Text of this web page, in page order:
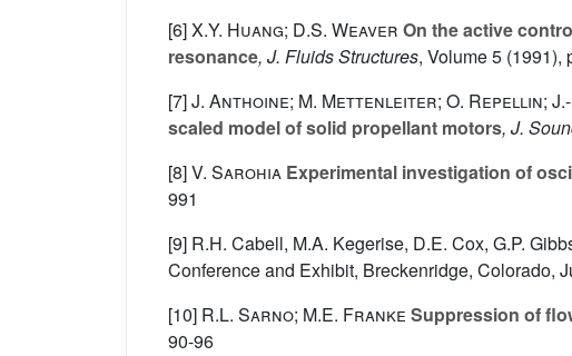
[6]X.Y. Huang; D.S. Weaver On the active
resonance, J. Fluids Structures, Volume 5 (1991),
[7]J. Anthoine; M. Mettenleiter; O. Repellin;
scaled model of solid propellant motors, J.
[8]V. Sarohia Experimental investigation of
991
[9] R.H. Cabell, M.A. Kegerise, D.E. Cox, G.P.
Conference and Exhibit, Breckenridge, Colorado,
[10] R.L. Sarno; M.E. Franke Suppression of
90-96